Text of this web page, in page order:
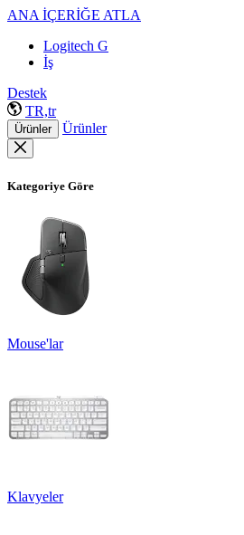
ANA İÇERİĞE ATLA
Logitech G
İş
Destek
TR,tr
Ürünler Ürünler
Kategoriye Göre
Mouse'lar
Klavyeler